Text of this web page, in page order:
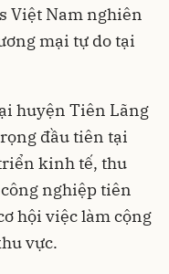
Việt Nam nghiên
mại tự do tại
huyện Tiên Lãng
đầu tiên tại
kinh tế, thu
nghiệp tiên
hội việc làm cộng
vực.